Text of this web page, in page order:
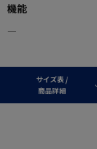
機能
―
サイズ表 /
商品詳細